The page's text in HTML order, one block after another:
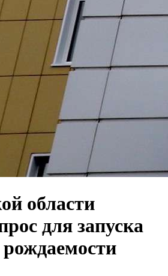
области
для запуска